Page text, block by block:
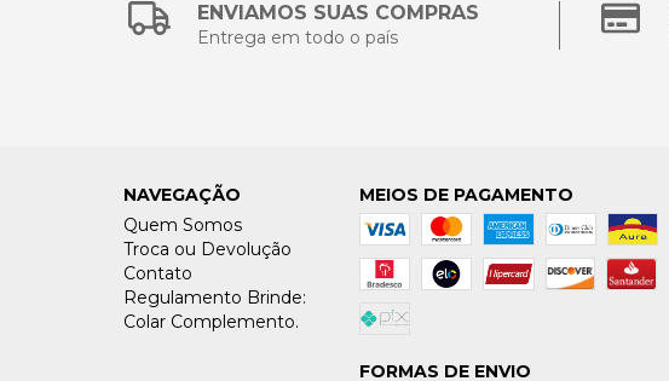
ENVIAMOS SUAS COMPRAS
Entrega em todo o país
NAVEGAÇÃO
Quem Somos
Troca ou Devolução
Contato
Regulamento Brinde:
Colar Complemento.
MEIOS DE PAGAMENTO
FORMAS DE ENVIO